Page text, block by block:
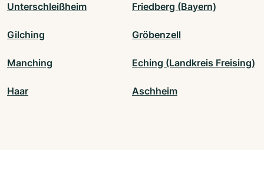
Unterschleißheim Friedberg (Bayern)
Gilching Gröbenzell
Manching Eching (Landkreis Freising)
Haar Aschheim